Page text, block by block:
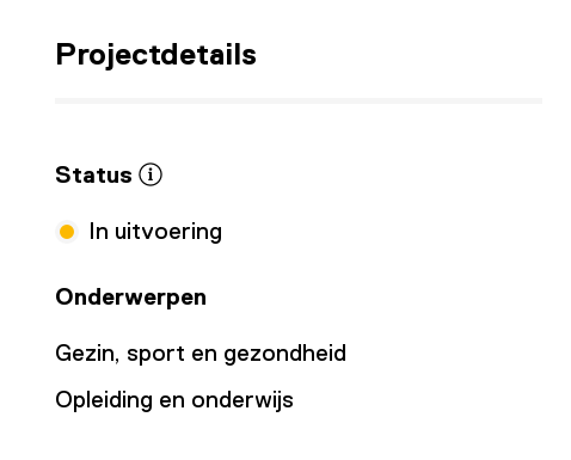
Projectdetails
Status
In uitvoering
Onderwerpen
Gezin, sport en gezondheid
Opleiding en onderwijs